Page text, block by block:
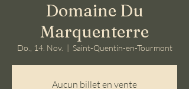
Domaine Du
Marquenterre
Do., 14. Nov.
  |
Saint-Quentin-en-Tourmont
Aucun billet en vente